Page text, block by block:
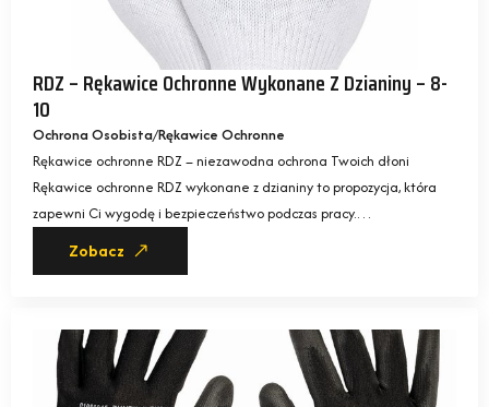
RDZ – Rękawice Ochronne Wykonane Z Dzianiny – 8-
10
Ochrona Osobista Rękawice Ochronne
Rękawice ochronne RDZ – niezawodna ochrona Twoich dłoni
Rękawice ochronne RDZ wykonane z dzianiny to propozycja, która
zapewni Ci wygodę i bezpieczeństwo podczas pracy.…
Zobacz